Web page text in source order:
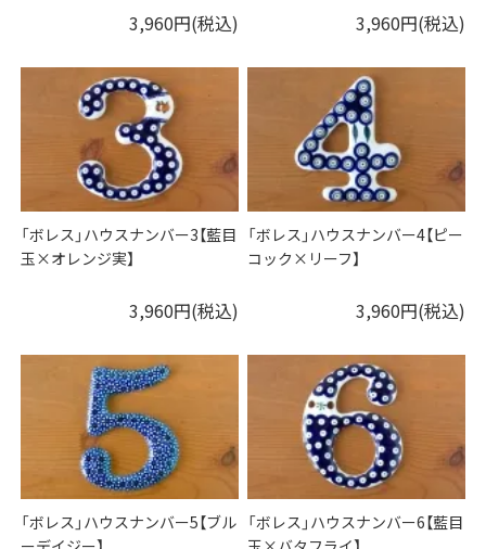
3,960円(税込) 3,960円(税込)
「ボレス」ハウスナンバー3【藍目
玉×オレンジ実】
3,960円(税込)
「ボレス」ハウスナンバー4【ピー
コック×リーフ】
3,960円(税込)
「ボレス」ハウスナンバー5【ブル 「ボレス」ハウスナンバー6【藍目